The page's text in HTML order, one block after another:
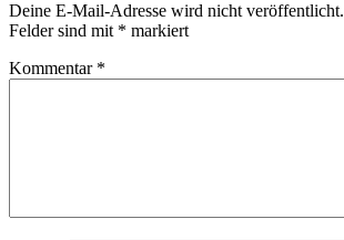
Deine E-Mail-Adresse wird nicht veröffentlicht.
Felder sind mit * markiert
Kommentar *